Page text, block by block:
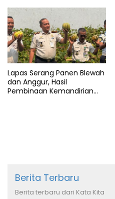
Lapas Serang Panen Blewah
dan Anggur, Hasil
Pembinaan Kemandirian
Berita Terbaru
Berita terbaru dari Kata Kita